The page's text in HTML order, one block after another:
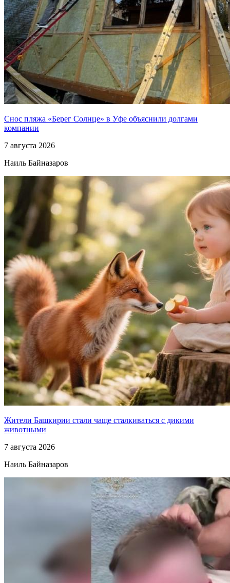
Снос пляжа «Берег Солнце» в Уфе объяснили долгами
компании
7 августа 2026
Наиль Байназаров
Жители Башкирии стали чаще сталкиваться с дикими
животными
7 августа 2026
Наиль Байназаров